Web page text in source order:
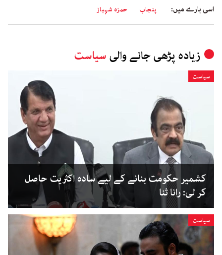
اسی بارے میں: پنجاب حمزہ شہباز
زیادہ پڑھی جانے والی سیاست
سیاست
کشمیر حکومت بنانے کے لیے سادہ اکثریت حاصل
کر لی: رانا ثنا
سیاست